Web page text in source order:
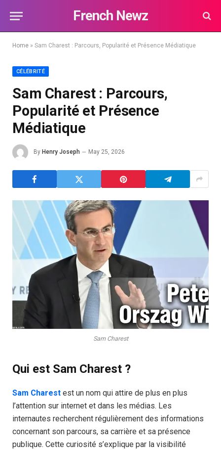
French Newz
Home » Sam Charest : Parcours, Popularité et Présence Médiatique
CÉLÉBRITÉ
Sam Charest : Parcours,
Popularité et Présence
Médiatique
By Henry Joseph May 25, 2026
Sam Charest
Qui est Sam Charest ?
Sam Charest est un nom qui attire de plus en plus
l’attention sur internet et dans les médias. Les
internautes recherchent régulièrement des informations
concernant son parcours, sa carrière et sa présence
publique. Cette curiosité s’explique par la visibilité